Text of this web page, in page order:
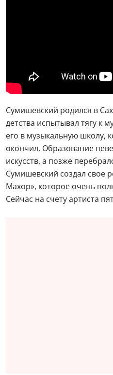
Сумишевский родился в
детства испытывал тягу к
его в музыкальную школу,
окончил. Образование
искусств, а позже
Сумишевский создал свое
Махор», которое очень
Сейчас на счету артиста